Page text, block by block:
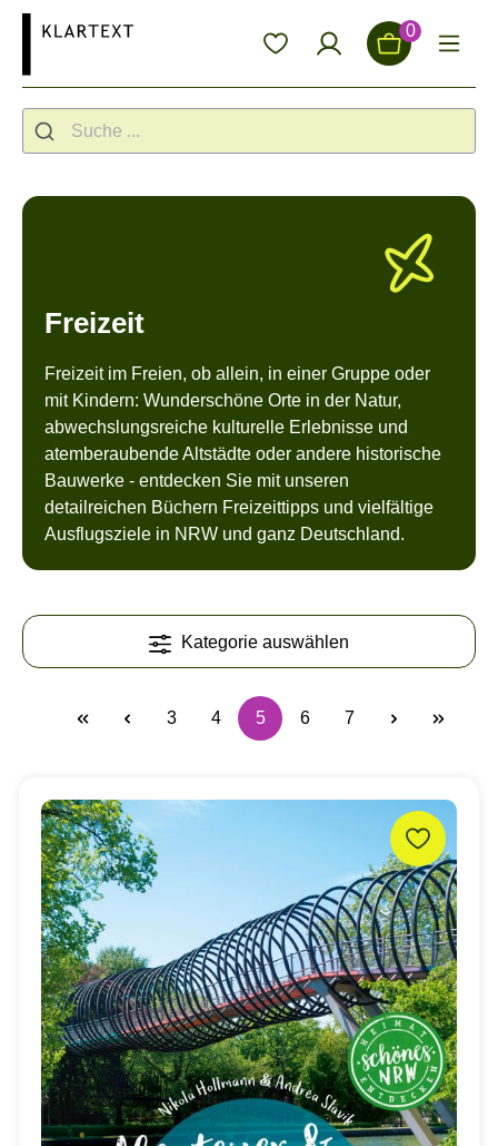
springen 0
Freizeit
Freizeit im Freien, ob allein, in einer Gruppe oder
mit Kindern: Wunderschöne Orte in der Natur,
abwechslungsreiche kulturelle Erlebnisse und
atemberaubende Altstädte oder andere historische
Bauwerke - entdecken Sie mit unseren
detailreichen Büchern Freizeittipps und vielfältige
Ausflugsziele in NRW und ganz Deutschland.
Kategorie auswählen
Seite
3
Seite
4
Seite
5
Seite
6
Seite
7